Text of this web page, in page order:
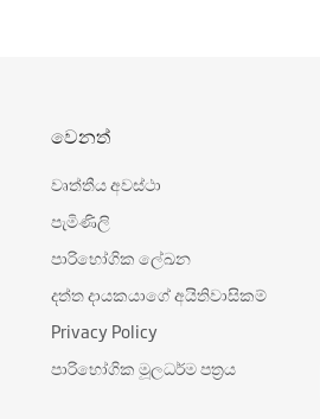
වෙනත්
වෘත්තීය අවස්ථා
පැමිණිලි
පාරිභෝගික ලේඛන
දත්ත දායකයාගේ අයිතිවාසිකම්
Privacy Policy
පාරිභෝගික මූලධර්ම පත්‍රය